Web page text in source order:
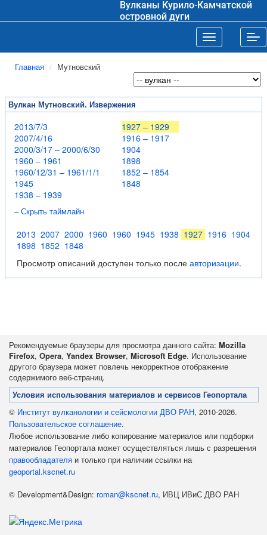
Вулканы Курило-Камчатской
островной дуги
Toggle
Главная Мутновский
Вулкан Мутновский. Извержения
2013/7/3
2007/4/16
2000/3/17 – 2000/6/30
1960 – 1961
1960/12/31 – 1961/1/1
1945
1938 – 1939
1927 – 1929
1916 – 1917
1904
1898
1852 – 1854
1848
– Скрыть таймлайн
2013 2007 2000 1960 1960 1945 1938 1927 1916 1904
1898 1852 1848
Просмотр описаний доступен только после авторизации.
Рекомендуемые браузеры для просмотра данного сайта: Mozilla
Firefox, Opera, Yandex Browser, Microsoft Edge. Использование
другого браузера может повлечь некорректное отображение
содержимого веб-страниц.
Условия использования материалов и сервисов Геопортала
© Институт вулканологии и сейсмологии ДВО РАН, 2010-2026.
Пользовательское соглашение.
Любое использование либо копирование материалов или подборки
материалов Геопортала может осуществляться лишь с разрешения
правообладателя и только при наличии ссылки на
geoportal.kscnet.ru
© Development&Design: roman@kscnet.ru, ИВЦ ИВиС ДВО РАН